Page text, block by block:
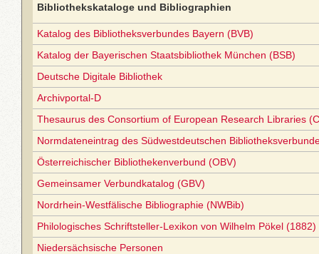
Bibliothekskataloge und Bibliographien
Katalog des Bibliotheksverbundes Bayern (BVB)
Katalog der Bayerischen Staatsbibliothek München (BSB)
Deutsche Digitale Bibliothek
Archivportal-D
Thesaurus des Consortium of European Research Libraries
Normdateneintrag des Südwestdeutschen
Österreichischer Bibliothekenverbund (OBV)
Gemeinsamer Verbundkatalog (GBV)
Nordrhein-Westfälische Bibliographie (NWBib)
Philologisches Schriftsteller-Lexikon von Wilhelm Pökel (1882)
Niedersächsische Personen